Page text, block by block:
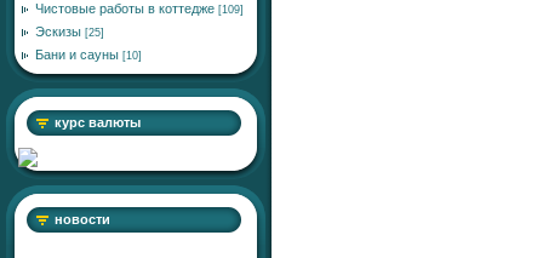
Чистовые работы в коттедже [109]
Эскизы [25]
Бани и сауны [10]
курс валюты
новости